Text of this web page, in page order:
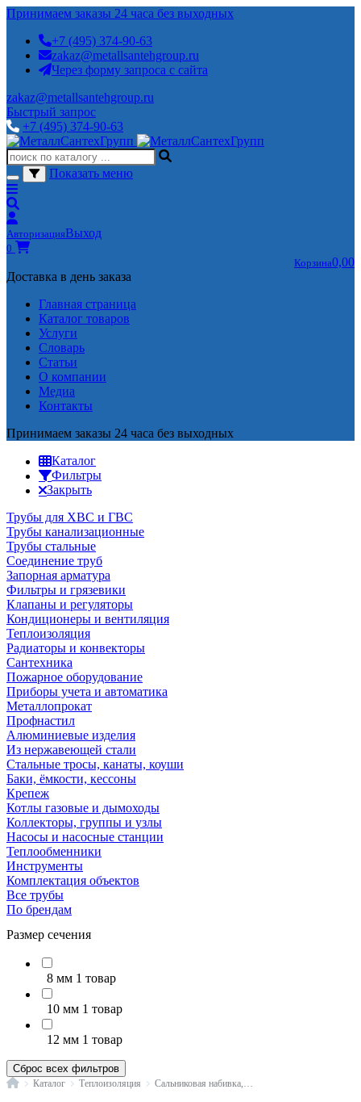
Принимаем заказы 24 часа без выходных
+7 (495) 374-90-63
zakaz@metallsantehgroup.ru
Через форму запроса с сайта
zakaz@metallsantehgroup.ru
Быстрый запрос
+7 (495) 374-90-63
Показать меню
АвторизацияВыход
0
Корзина0,00
Доставка в день заказа
Главная страница
Каталог товаров
Услуги
Словарь
Статьи
О компании
Медиа
Контакты
Принимаем заказы 24 часа без выходных
Каталог
Фильтры
Закрыть
Трубы для ХВС и ГВС
Трубы канализационные
Трубы стальные
Соединение труб
Запорная арматура
Фильтры и грязевики
Клапаны и регуляторы
Кондиционеры и вентиляция
Теплоизоляция
Радиаторы и конвекторы
Сантехника
Пожарное оборудование
Приборы учета и автоматика
Металлопрокат
Профнастил
Алюминиевые изделия
Из нержавеющей стали
Стальные тросы, канаты, коуши
Баки, ёмкости, кессоны
Крепеж
Котлы газовые и дымоходы
Коллекторы, группы и узлы
Насосы и насосные станции
Теплообменники
Инструменты
Комплектация объектов
Все трубы
По брендам
Размер сечения
8 мм 1 товар
10 мм 1 товар
12 мм 1 товар
Сброс всех фильтров
ГлавнаяКаталог Теплоизоляция